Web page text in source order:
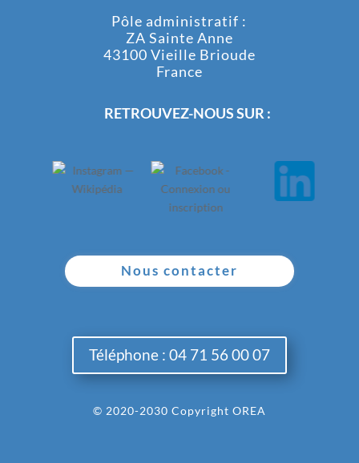
Pôle administratif :
ZA Sainte Anne
43100 Vieille Brioude
France
RETROUVEZ-NOUS SUR :
Nous contacter
Téléphone : 04 71 56 00 07
© 2020-2030 Copyright OREA